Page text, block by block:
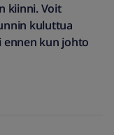
kiinni. Voit
kuluttua
ennen kun johto